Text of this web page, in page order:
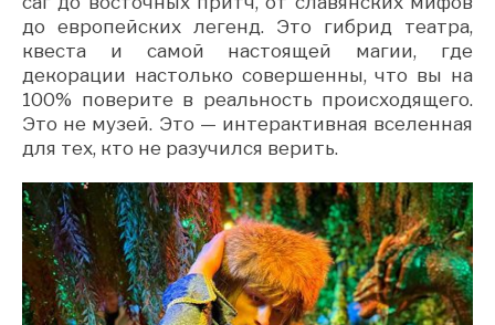
до европейских легенд. Это гибрид театра,
квеста и самой настоящей магии, где
декорации настолько совершенны, что вы на
100% поверите в реальность происходящего.
Это не музей. Это — интерактивная вселенная
для тех, кто не разучился верить.